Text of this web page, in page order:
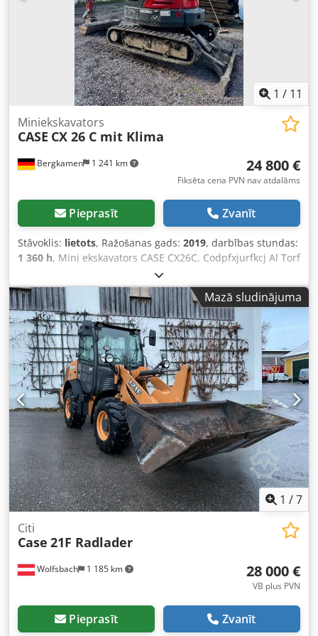
1 / 11
Bergkamen 1 241 km
Miniekskavators
CASE CX 26 C mit Klima
24 800 €
Fiksēta cena PVN nav atdalāms
Pieprasīt Zvanīt
Stāvoklis: lietots, Ražošanas gads: 2019, darbības stundas:
1 360 h, Mini ekskavators CASE CX26C, Codpfxjurfkcj Al Torf
* Ražošanas gads: 2019, * 1360 motostundas, * Apkure, *
Kondicionieris, * Gumijas kāpurķēdes, * Planēšanas lāpsta,
* Ātrā sakabe
Mazā sludinājuma
1 /7
Wolfsbach 1 185 km
Citi
Case 21F Radlader
28 000 €
VB plus PVN
Pieprasīt Zvanīt